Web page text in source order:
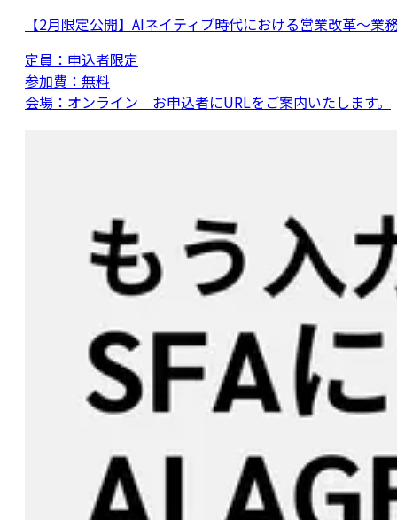
【2月限定公開】AIネイティブ時代における営業改革～
定員： 申込者限定
参加費： 無料
会場： オンライン お申込者にURLをご案内いたします。